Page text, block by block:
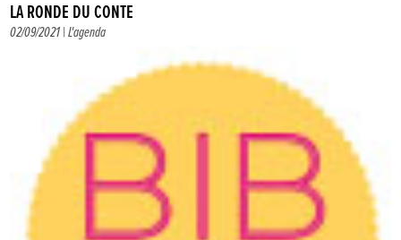
LA RONDE DU CONTE
02/09/2021 |L'agenda